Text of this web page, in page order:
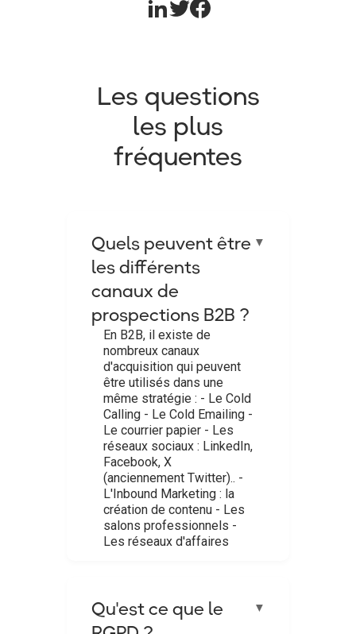
Les questions
les plus
fréquentes
Quels peuvent être
les différents
canaux de
prospections B2B ?
▼
En B2B, il existe de
nombreux canaux
d'acquisition qui peuvent
être utilisés dans une
même stratégie : - Le Cold
Calling - Le Cold Emailing -
Le courrier papier - Les
réseaux sociaux : LinkedIn,
Facebook, X
(anciennement Twitter).. -
L'Inbound Marketing : la
création de contenu - Les
salons professionnels -
Les réseaux d'affaires
Qu'est ce que le
▼